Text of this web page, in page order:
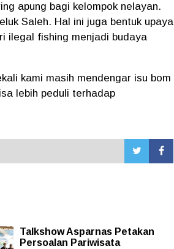
apung bagi kelompok nelayan.
Saleh. Hal ini juga bentuk upaya
ilegal fishing menjadi budaya
kami masih mendengar isu bom
lebih peduli terhadap
Talkshow Asparnas Petakan
Persoalan Pariwisata